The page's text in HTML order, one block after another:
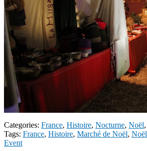
Categories: France, Histoire, Nocturne, Noël,
Tags: France, Histoire, Marché de Noël, Noël
Event